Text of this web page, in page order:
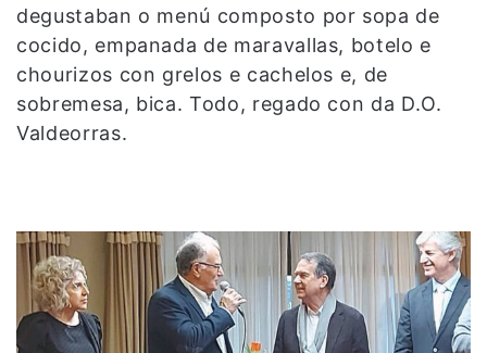
degustaban o menú composto por sopa de
cocido, empanada de maravallas, botelo e
chourizos con grelos e cachelos e, de
sobremesa, bica. Todo, regado con da D.O.
Valdeorras.